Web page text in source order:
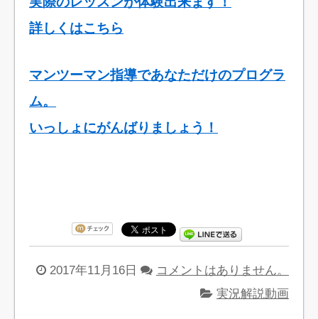
詳しくはこちら
マンツーマン指導であなただけのプログラ
ム。
いっしょにがんばりましょう！
2017年11月16日
コメントはありません。
実況解説動画